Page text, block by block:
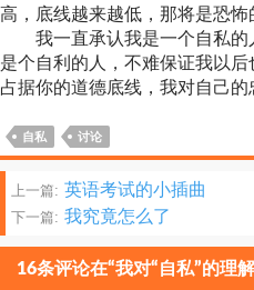
高，底线越来越低，那将是恐怖
我一直承认我是一个自私的
是个自利的人，不难保证我以
占据你的道德底线，我对自己的
自私 讨论
文
章
分
上一篇: 英语考试的小插曲
下一篇: 我究竟怎么了
16条评论在“我对“自私”的理